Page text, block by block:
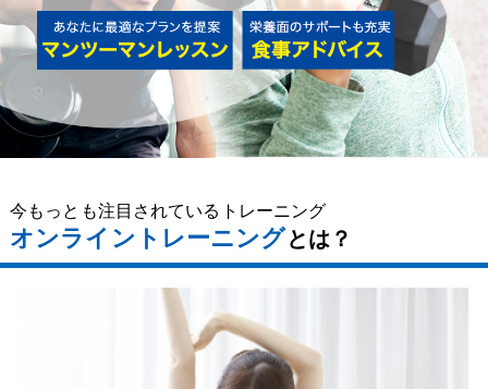
今もっとも注目されているトレーニング
オンライントレーニングとは？